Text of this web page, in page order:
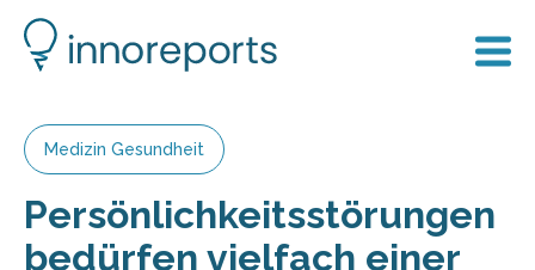
Medizin Gesundheit
Persönlichkeitsstörungen
bedürfen vielfach einer